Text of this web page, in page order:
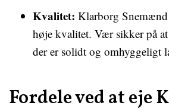
Kvalitet: Klarborg
høje kvalitet. Vær sikker på
der er solidt og omhyggeligt
Fordele ved at eje